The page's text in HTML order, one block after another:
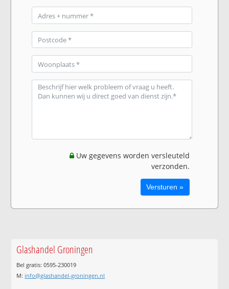
Uw gegevens worden versleuteld
verzonden.
Glashandel Groningen
Bel gratis: 0595-230019
M: info@glashandel-groningen.nl